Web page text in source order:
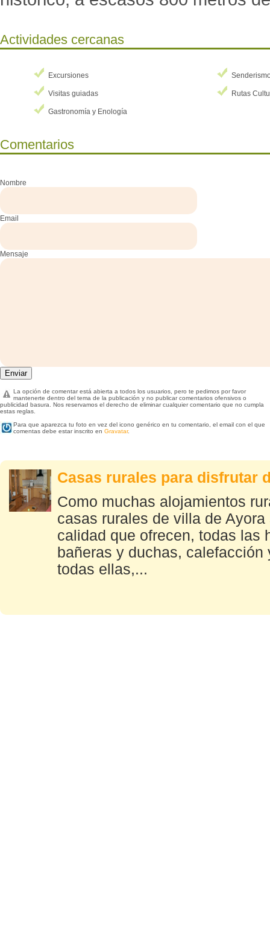
Actividades cercanas
Excursiones
Visitas guiadas Rutas
Gastronomía y Enología
Comentarios
Nombre
Email
Mensaje
La opción de comentar está abierta a todos los usuarios, pero te pedimos por favor
mantenerte dentro del tema de la publicación y no publicar comentarios ofensivos o
publicidad basura. Nos reservamos el derecho de eliminar cualquier comentario que no cumpla
estas reglas.
Para que aparezca tu foto en vez del icono genérico en tu comentario, el email con el que
comentas debe estar inscrito en Gravatar.
Casas rurales para disfrutar
Como muchas alojamientos
casas rurales de villa de
calidad que ofrecen, todas las
bañeras y duchas,
todas ellas,...